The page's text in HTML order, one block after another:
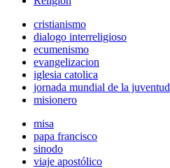
cristianismo
dialogo interreligioso
ecumenismo
evangelizacion
iglesia catolica
jornada mundial de la juventud
misionero
misa
papa francisco
sinodo
viaje apostólico